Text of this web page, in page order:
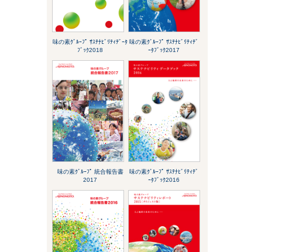
味の素ｸﾞﾙｰﾌﾟ ｻｽﾃﾅﾋﾞﾘﾃｨﾃﾞｰﾀ
ﾌﾞｯｸ2018
味の素ｸﾞﾙｰﾌﾟ ｻｽﾃﾅﾋﾞﾘﾃｨﾃﾞ
ｰﾀﾌﾞｯｸ2017
味の素ｸﾞﾙｰﾌﾟ 統合報告書
2017
味の素ｸﾞﾙｰﾌﾟ ｻｽﾃﾅﾋﾞﾘﾃｨﾃﾞ
ｰﾀﾌﾞｯｸ2016